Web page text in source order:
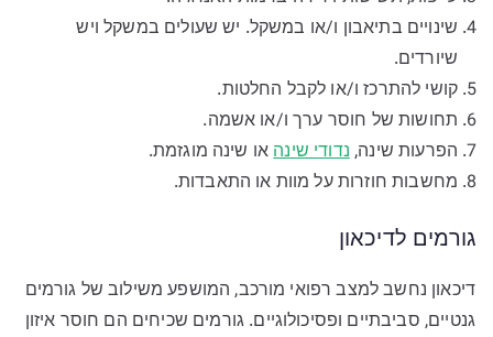
שינויים בתיאבון ו/או במשקל. יש שעולים במשקל ויש
שיורדים.
קושי להתרכז ו/או לקבל החלטות.
תחושות של חוסר ערך ו/או אשמה.
הפרעות שינה,נדודי שינהאו שינה מוגזמת.
מחשבות חוזרות על מוות או התאבדות.
גורמים לדיכאון
דיכאון נחשב למצב רפואי מורכב, המושפע משילוב של גורמים
גנטיים, סביבתיים ופסיכולוגיים. גורמים שכיחים הם חוסר איזון